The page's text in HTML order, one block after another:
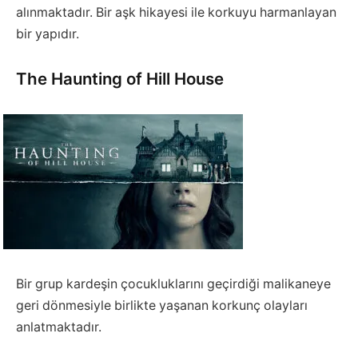
alınmaktadır. Bir aşk hikayesi ile korkuyu harmanlayan
bir yapıdır.
The Haunting of Hill House
Bir grup kardeşin çocukluklarını geçirdiği malikaneye
geri dönmesiyle birlikte yaşanan korkunç olayları
anlatmaktadır.